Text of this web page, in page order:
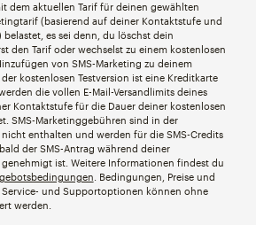
dem aktuellen Tarif für deinen gewählten
(basierend auf deiner Kontaktstufe und
belastet, es sei denn, du löschst dein
den Tarif oder wechselst zu einem kostenlosen
von SMS-Marketing zu deinem
kostenlosen Testversion ist eine Kreditkarte
die vollen E-Mail-Versandlimits deines
Kontaktstufe für die Dauer deiner kostenlosen
SMS-Marketinggebühren sind in der
nicht enthalten und werden für die SMS-Credits
der SMS-Antrag während deiner
genehmigt ist. Weitere Informationen findest du
. Bedingungen, Preise und
Service- und Supportoptionen können ohne
werden.